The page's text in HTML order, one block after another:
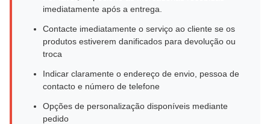
imediatamente após a entrega.
Contacte imediatamente o serviço ao cliente se os
produtos estiverem danificados para devolução ou
troca
Indicar claramente o endereço de envio, pessoa de
contacto e número de telefone
Opções de personalização disponíveis mediante
pedido